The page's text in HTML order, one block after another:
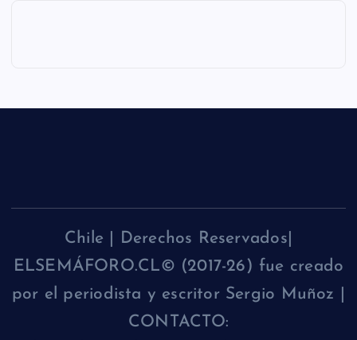
Chile | Derechos Reservados|
ELSEMÁFORO.CL© (2017-26) fue creado
por el periodista y escritor Sergio Muñoz |
CONTACTO: